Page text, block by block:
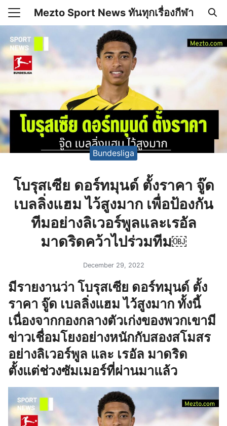
Skip
Mezto Sport News ทันทุกเรื่องกีฬา
คลื่อนไหว
Mezto.com เกี่ยวกับเรา
for:
Bundesliga
โบรุสเซีย ดอร์ทมุนด์ ตั้งราคา จู๊ด
เบลลิ่งแฮม ไว้สูงมาก เพื่อป้องกัน
ทีมอย่างลิเวอร์พูลและเรอัล
มาดริดคว้าไปร่วมทีม￼
December 29, 2022
มีรายงานว่า โบรุสเซีย ดอร์ทมุนด์ ตั้ง
ราคา จู๊ด เบลลิ่งแฮม ไว้สูงมาก ทั้งนี้
เนื่องจากกองกลางตัวเก่งของพวกเขามี
ข่าวเชื่อมโยงอย่างหนักกับสองสโมสร
อย่างลิเวอร์พูล และ เรอัล มาดริด
ตั้งแต่ช่วงซัมเมอร์ที่ผ่านมาแล้ว